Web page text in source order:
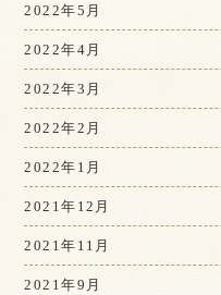
2022年5月
2022年4月
2022年3月
2022年2月
2022年1月
2021年12月
2021年11月
2021年9月